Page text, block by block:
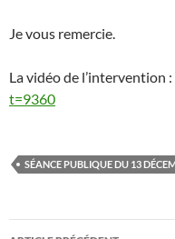
Je vous remercie.
La vidéo de l’intervention :
t=9360
SÉANCE PUBLIQUE DU 13